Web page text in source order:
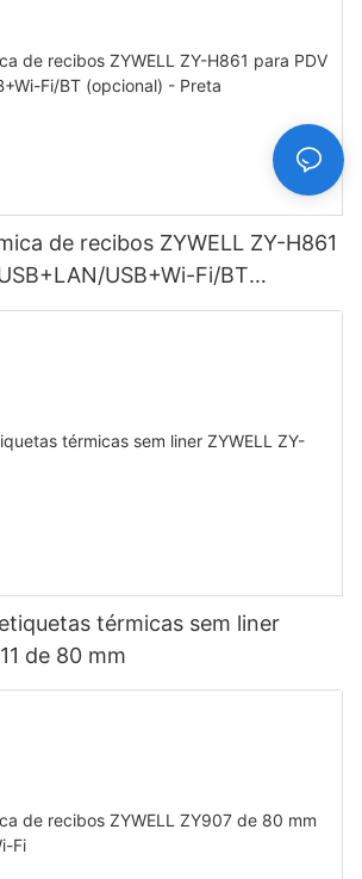
de recibos ZYWELL ZY-H861
USB+Wi-Fi/BT
térmicas sem liner
de 80 mm